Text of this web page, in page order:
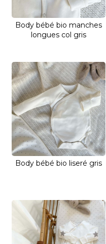
Body bébé bio manches
longues col gris
Body bébé bio liseré gris